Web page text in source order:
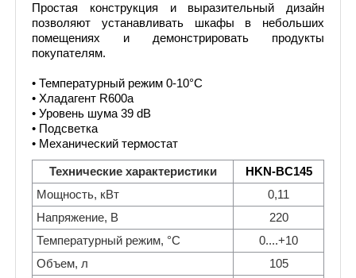
Простая конструкция и выразительный дизайн
позволяют устанавливать шкафы в небольших
помещениях и демонстрировать продукты
покупателям.
• Температурный режим 0-10°С
• Хладагент R600a
• Уровень шума 39 dB
• Подсветка
• Механический термостат
Технические характеристики
HKN-BC145
Мощность, кВт
0,11
Напряжение, В
220
Температурный режим, °C
0....+10
Объем, л
105